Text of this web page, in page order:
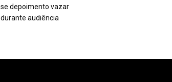
se depoimento vazar
durante audiência